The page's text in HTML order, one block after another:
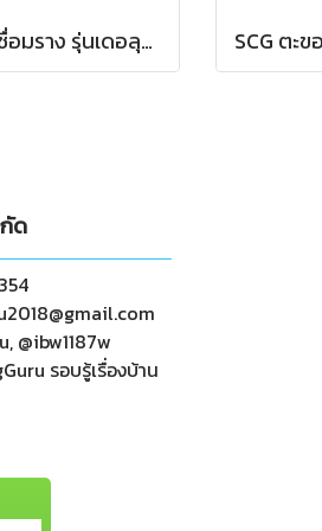
SCG ครอบเชื่อมราง รุ่นเดอลุกซ์ สีขาว
ด
@ibw1187w
รอบรู้เรื่องบ้าน